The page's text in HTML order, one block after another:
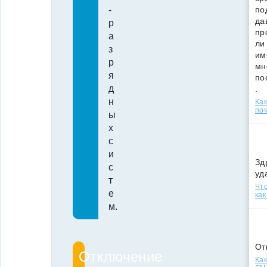
-
р
а
з
р
я
д
н
ы
х
с
и
с
т
е
м.
Отключение
ли